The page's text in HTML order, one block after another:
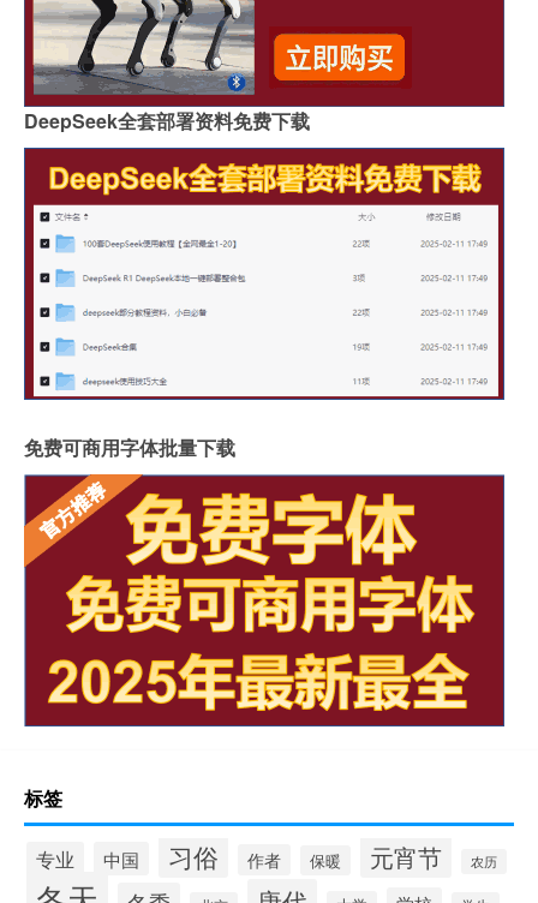
DeepSeek全套部署资料免费下载
免费可商用字体批量下载
标签
专业 中国 习俗 作者 保暖 元宵节 农历